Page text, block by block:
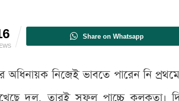
Share on Whatsapp
অধিনায়ক নিজেই ভাবতে পারেন নি